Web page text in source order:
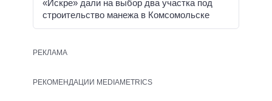
«Искре» дали на выбор два участка под
строительство манежа в Комсомольске
РЕКЛАМА
РЕКОМЕНДАЦИИ MEDIAMETRICS